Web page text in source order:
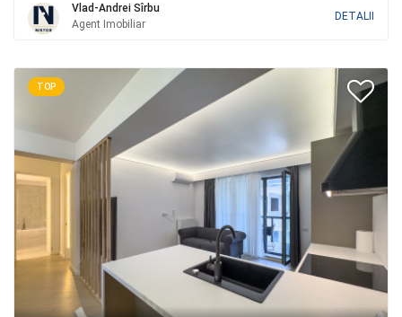
Vlad-Andrei Sîrbu
Agent Imobiliar
DETALII
TOP